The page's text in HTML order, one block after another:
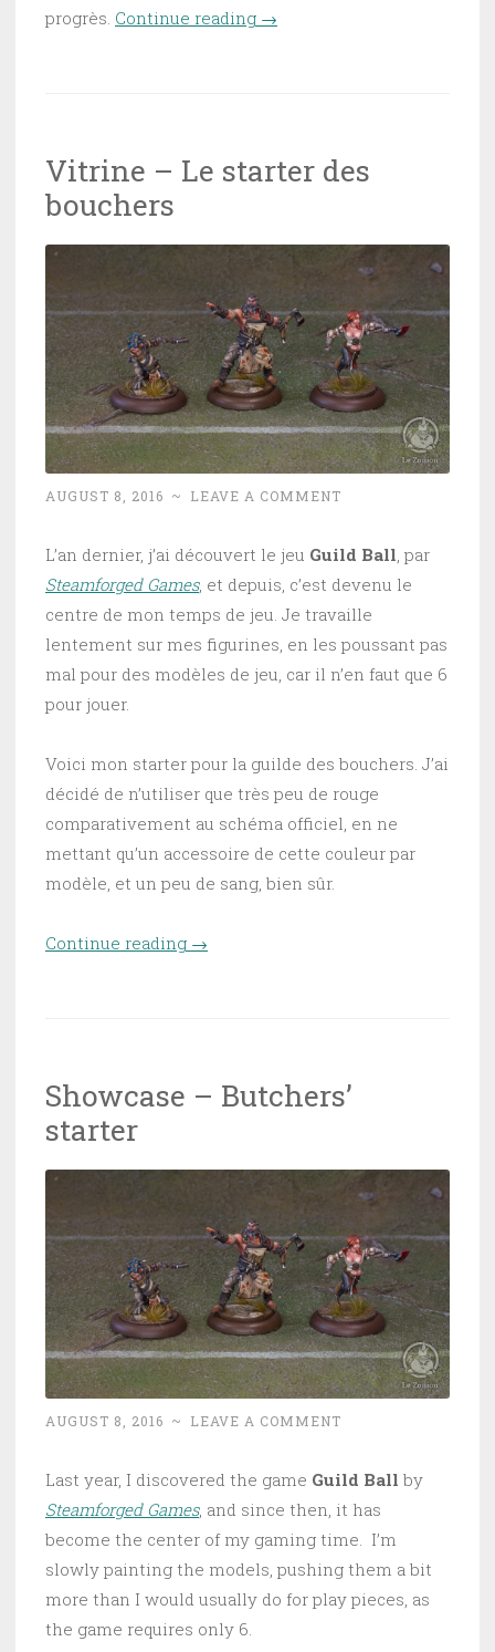
progrès. Continue reading “Vitrine – Les
→
Vitrine – Le starter des
bouchers
AUGUST 8, 2016 ~ LEAVE A COMMENT
L’an dernier, j’ai découvert le jeu Guild Ball , par
Steamforged Games, et depuis, c’est devenu le
centre de mon temps de jeu. Je travaille
lentement sur mes figurines, en les poussant pas
mal pour des modèles de jeu, car il n’en faut que 6
pour jouer.
Voici mon starter pour la guilde des bouchers. J’ai
décidé de n’utiliser que très peu de rouge
comparativement au schéma officiel, en ne
mettant qu’un accessoire de cette couleur par
modèle, et un peu de sang, bien sûr.
Continue reading “Vitrine – Le starter des
→
Showcase – Butchers’
starter
AUGUST 8, 2016 ~ LEAVE A COMMENT
Last year, I discovered the game Guild Ball by
Steamforged Games, and since then, it has
become the center of my gaming time. I’m
slowly painting the models, pushing them a bit
more than I would usually do for play pieces, as
the game requires only 6.